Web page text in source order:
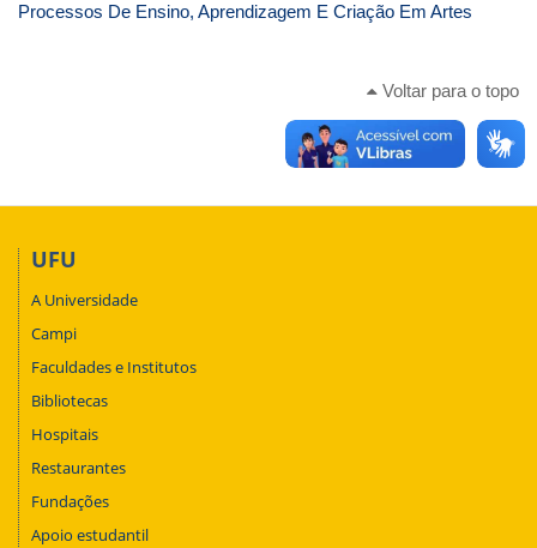
Processos De Ensino, Aprendizagem E Criação Em Artes
Voltar para o topo
UFU
A Universidade
Campi
Faculdades e Institutos
Bibliotecas
Hospitais
Restaurantes
Fundações
Apoio estudantil